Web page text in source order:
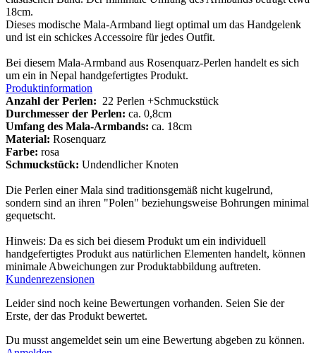
18cm.
Dieses modische Mala-Armband liegt optimal um das Handgelenk
und ist ein schickes Accessoire für jedes Outfit.
Bei diesem Mala-Armband aus Rosenquarz-Perlen handelt es sich
um ein in Nepal handgefertigtes Produkt.
Produktinformation
Anzahl der Perlen: 22 Perlen +Schmuckstück
Durchmesser der Perlen: ca. 0,8cm
Umfang des Mala-Armbands: ca. 18cm
Material: Rosenquarz
Farbe: rosa
Schmuckstück: Undendlicher Knoten
Die Perlen einer Mala sind traditionsgemäß nicht kugelrund,
sondern sind an ihren "Polen" beziehungsweise Bohrungen minimal
gequetscht.
Hinweis: Da es sich bei diesem Produkt um ein individuell
handgefertigtes Produkt aus natürlichen Elementen handelt, können
minimale Abweichungen zur Produktabbildung auftreten.
Kundenrezensionen
Leider sind noch keine Bewertungen vorhanden. Seien Sie der
Erste, der das Produkt bewertet.
Du musst angemeldet sein um eine Bewertung abgeben zu können.